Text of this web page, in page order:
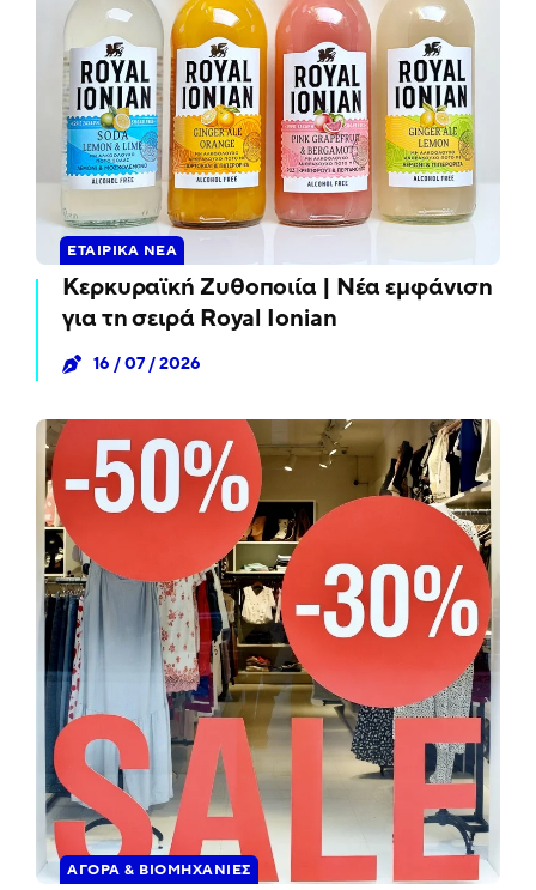
ΕΤΑΙΡΙΚΆ ΝΈΑ
Κερκυραϊκή Ζυθοποιία | Νέα εμφάνιση
για τη σειρά Royal Ionian
16 / 07 / 2026
ΑΓΟΡΆ & ΒΙΟΜΗΧΑΝΊΕΣ